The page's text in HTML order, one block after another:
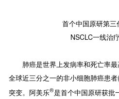
首个中国原研第三
NSCLC一线治
肺癌是世界上发病率和死亡率
全球近三分之一的非小细胞肺癌患
突变。阿美乐®是首个中国原研获批